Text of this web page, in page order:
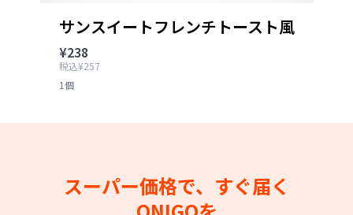
サンスイートフレンチトースト風
¥238
税込¥257
1個
スーパー価格で、すぐ届く